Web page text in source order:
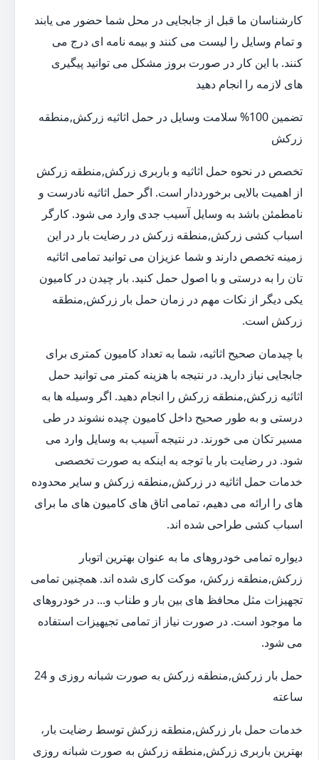
کارشناسان ما قبل از جابجایی در محل شما حضور می یابند
و تمام وسایل را لیست می کنند و بیمه نامه ای درج می
کنند. با این کار در صورت بروز مشکل می توانید پیگیری
های لازمه را انجام دهید
تضمین 100% سلامت وسایل در حمل اثاثیه زرکش,منطقه
زرکش
تخصص در نحوه حمل اثاثیه و باربری زرکش,منطقه زرکش
از اهمیت بالایی برخورددار است. اگر حمل اثاثیه نادرست و
نامطمئن باشد به وسایل آسیب جدی وارد می شود. کارگر
اسباب کشی زرکش,منطقه زرکش در رضایت بار در این
زمینه تخصص دارند و شما عزیزان می توانید تمامی اثاثیه
تان را به درستی و با اصول حمل کنید. بار چیدن در کامیون
یکی دیگر از نکات مهم در زمان حمل بار زرکش,منطقه
زرکش است.
با چیدمان صحیح اثاثیه، شما به تعداد کامیون کمتری برای
جابجایی نیاز دارید. در نتیجه با هزینه کمتر می توانید حمل
اثاثیه زرکش,منطقه زرکش را انجام دهید. اگر وسیله ها به
درستی و به طور صحیح داخل کامیون چیده نشوند در طی
مسیر تکان می خورند. در نتیجه آسیب به وسایل وارد می
شود. در رضایت بار با توجه به اینکه به صورت تخصصی
خدمات حمل اثاثیه در زرکش,منطقه زرکش و سایر محدوده
های را ارائه می دهیم، تمامی اتاق های کامیون های ما برای
اسباب کشی طراحی شده اند.
دیواره تمامی خودروهای ما به عنوان بهترین اتوبار
زرکش,منطقه زرکش، موکت کاری شده اند. همچنین تمامی
تجهیزات مثل محافظ های بین بار و طناب و... در خودروهای
ما موجود است. در صورت نیاز از تمامی تجیهیزات استفاده
می شود.
حمل بار زرکش,منطقه زرکش به صورت شبانه روزی و 24
ساعته
خدمات حمل بار زرکش,منطقه زرکش توسط رضایت بار،
بهترین باربری زرکش,منطقه زرکش به صورت شبانه روزی